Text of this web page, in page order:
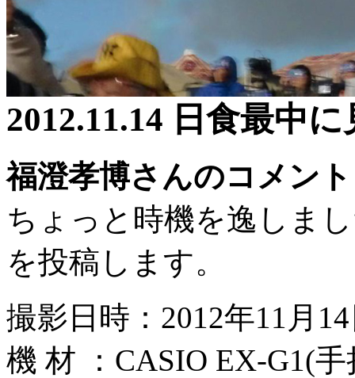
2012.11.14 日食最中
福澄孝博さんのコメン
ちょっと時機を逸しま
を投稿します。
撮影日時：2012年11月
機 材 ：CASIO EX-G1(